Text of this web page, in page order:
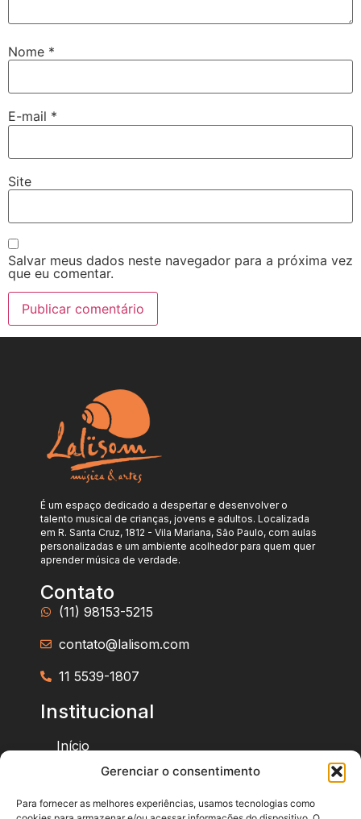
Gerenciar o consentimento
Para fornecer as melhores experiências, usamos tecnologias como
Nome *
E-mail *
Site
Salvar meus dados neste navegador para a próxima vez
que eu comentar.
É um espaço dedicado a despertar e desenvolver o
talento musical de crianças, jovens e adultos. Localizada
em R. Santa Cruz, 1812 - Vila Mariana, São Paulo, com aulas
personalizadas e um ambiente acolhedor para quem quer
aprender música de verdade.
Contato
(11) 98153-5215
contato@lalisom.com
11 5539-1807
Institucional
Início
Sobre a Lalisom
Cursos